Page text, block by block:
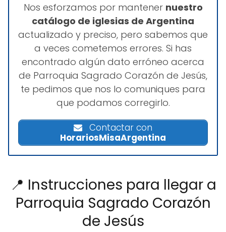
Nos esforzamos por mantener nuestro
catálogo de iglesias de Argentina
actualizado y preciso, pero sabemos que
a veces cometemos errores. Si has
encontrado algún dato erróneo acerca
de Parroquia Sagrado Corazón de Jesús,
te pedimos que nos lo comuniques para
que podamos corregirlo.
Contactar con
HorariosMisaArgentina
📍 Instrucciones para llegar a
Parroquia Sagrado Corazón
de Jesús